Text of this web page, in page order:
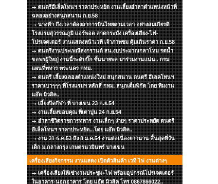
ดนตรีอีเล็คโทนฯ ราคาประหยัด งานเลี้ยงอำลาตำแหน่งหน้าที่
ฉลองอย่างสนุกสนาน ก.ย.58
นางฟ้า ถึงเวลาต้องลาการบินไทยตามเวลา อย่างสมเกียรติ
โรงแรมสุวรรณภูมิ แอร์พอต ลาดกระบัง เครื่องเสียง-ไฟ-
โปรเจคเตอร์ งานแสดงหน้าเวที เจ้าภาพชม คุ้มเกินราคา ก.ย.58
ดนตรีงานประเพณีสงกรานต์ สน.งบประมาณกลาโหม รดน้ำ
ขอพรผู้ใหญ่ งานนี้ระดับบิ๊ก ชั้นนายพล มาร่วมงานแน่น.. กรม
แผนที่ทหาร พระนคร กทม.
ดนตรี เลี้ยงฉลองตำแหน่งใหม่ สนุกสนาน ดนตรี อีเลคโทนฯ
ราคาเบาๆๆๆ ที่โรงแรมฯ หลักสี่ กทม. สนุกเต็มพิกัด โดย ทีมงาน
แอ๊ด มิวสิค..
เลี้ยงปิดกีฬา ที่ บางเขน 23 ก.ย.54
งานเลี้ยงขอบคุณ ที่เตาปูน 24 ก.ย.54
อำลาชีวิตราชการทหาร งานเล็กๆ ง่ายๆ ราคาประหยัด ดนตรี
อีเล็คโทนฯ ราคาประหยัด...โดย แอ๊ด มิวสิค..
งาน 31 ธ.ค.53 ถึง 8 ม.ค.54 งานต่อเนื่องยาวนาน สิ้นสุดที่วัน
เด็ก ม.กลางกรุง เกษตรนวมินทร์ บางเขน
เครื่องเสียงกิจกรรม งานแสดง เปิดตัวสินค้า เวที ไฟ งานต่างๆ
เครื่องเสียงให้เช่างานประชุม+ไฟ พร้อมอุปกรณ์โปรเจคเตอร์
ในอาคาร-นอกอาคาร โดย แอ๊ด มิวสิค โทร 0867866022..